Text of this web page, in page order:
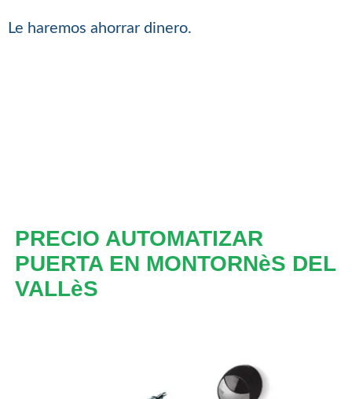
Le haremos ahorrar dinero.
PRECIO AUTOMATIZAR
PUERTA EN MONTORNèS DEL
VALLèS